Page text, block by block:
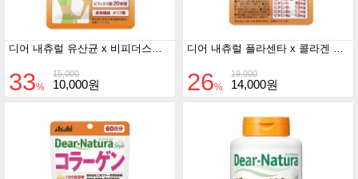
디어 내츄럴 유산균 x 비피더스균 x 식이섬유 . 올리고당 20일분
15,000
33% 10,000원
디어 내츄럴 플라센타 x 콜라겐 20일분
19,000
26% 14,000원